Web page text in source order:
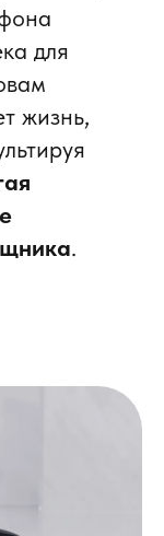
для
жизнь,
.